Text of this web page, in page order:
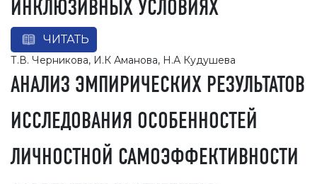
ИНКЛЮЗИВНЫХ УСЛОВИЯХ
ЧИТАТЬ
Т.В. Черникова, И.К Аманова, Н.А Кудушева
АНАЛИЗ ЭМПИРИЧЕСКИХ РЕЗУЛЬТАТОВ
ИССЛЕДОВАНИЯ ОСОБЕННОСТЕЙ
ЛИЧНОСТНОЙ САМОЭФФЕКТИВНОСТИ